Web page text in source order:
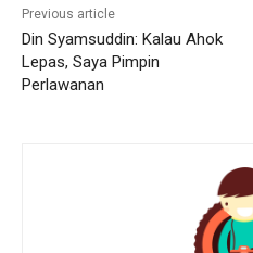
Previous article
Din Syamsuddin: Kalau Ahok
Lepas, Saya Pimpin
Perlawanan